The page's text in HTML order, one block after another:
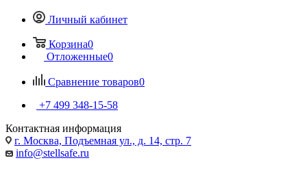
Личный кабинет
Корзина0
Отложенные0
Сравнение товаров0
+7 499 348-15-58
Контактная информация
г. Москва, Подъемная ул., д. 14, стр. 7
info@stellsafe.ru